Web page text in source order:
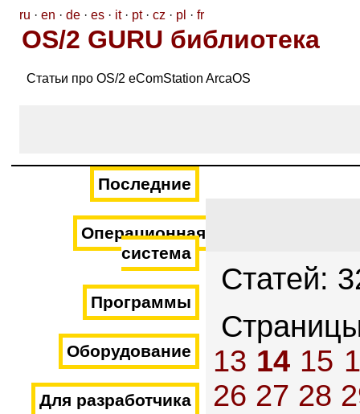
ru · en · de · es · it· pt· cz · pl · fr
OS/2 GURU библиотека
Статьи про OS/2 eComStation ArcaOS
Последние
Операционная
система
Программы
Оборудование
Для разработчика
Статей:
13 14 15
26 27 28